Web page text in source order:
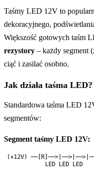
Taśmy LED 12V to
dekoracyjnego,
Większość gotowych taśm
rezystory – każdy segment
ciąć i zasilać osobno.
Jak działa taśma LED?
Standardowa taśma LED
segmentów:
Segment taśmy LED 12V:
(+12V)